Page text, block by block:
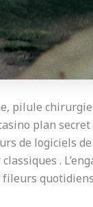
pilule
plan
de logiciels
.